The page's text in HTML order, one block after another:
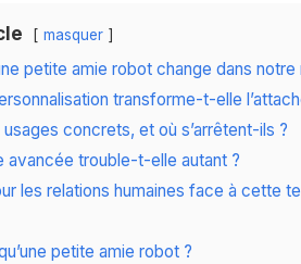
masquer
petite amie robot change dans notre
transforme-t-elle
concrets, et où s’arrêtent-ils ?
avancée trouble-t-elle autant ?
les relations humaines face à cette
petite amie robot ?